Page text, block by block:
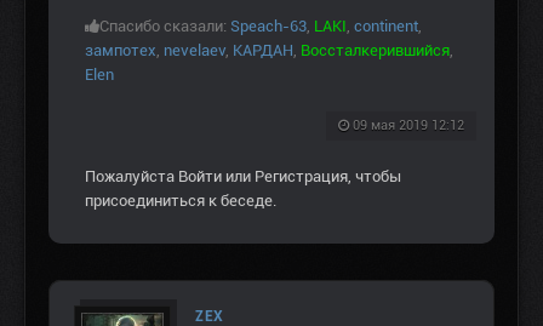
Спасибо сказали: Speach-63 LAKI continent
зампотех nevelaev КАРДАН Воссталкерившийся
Elen
09 мая 2019 12:12
Пожалуйста Войти или Регистрация , чтобы
присоединиться к беседе.
ZEX